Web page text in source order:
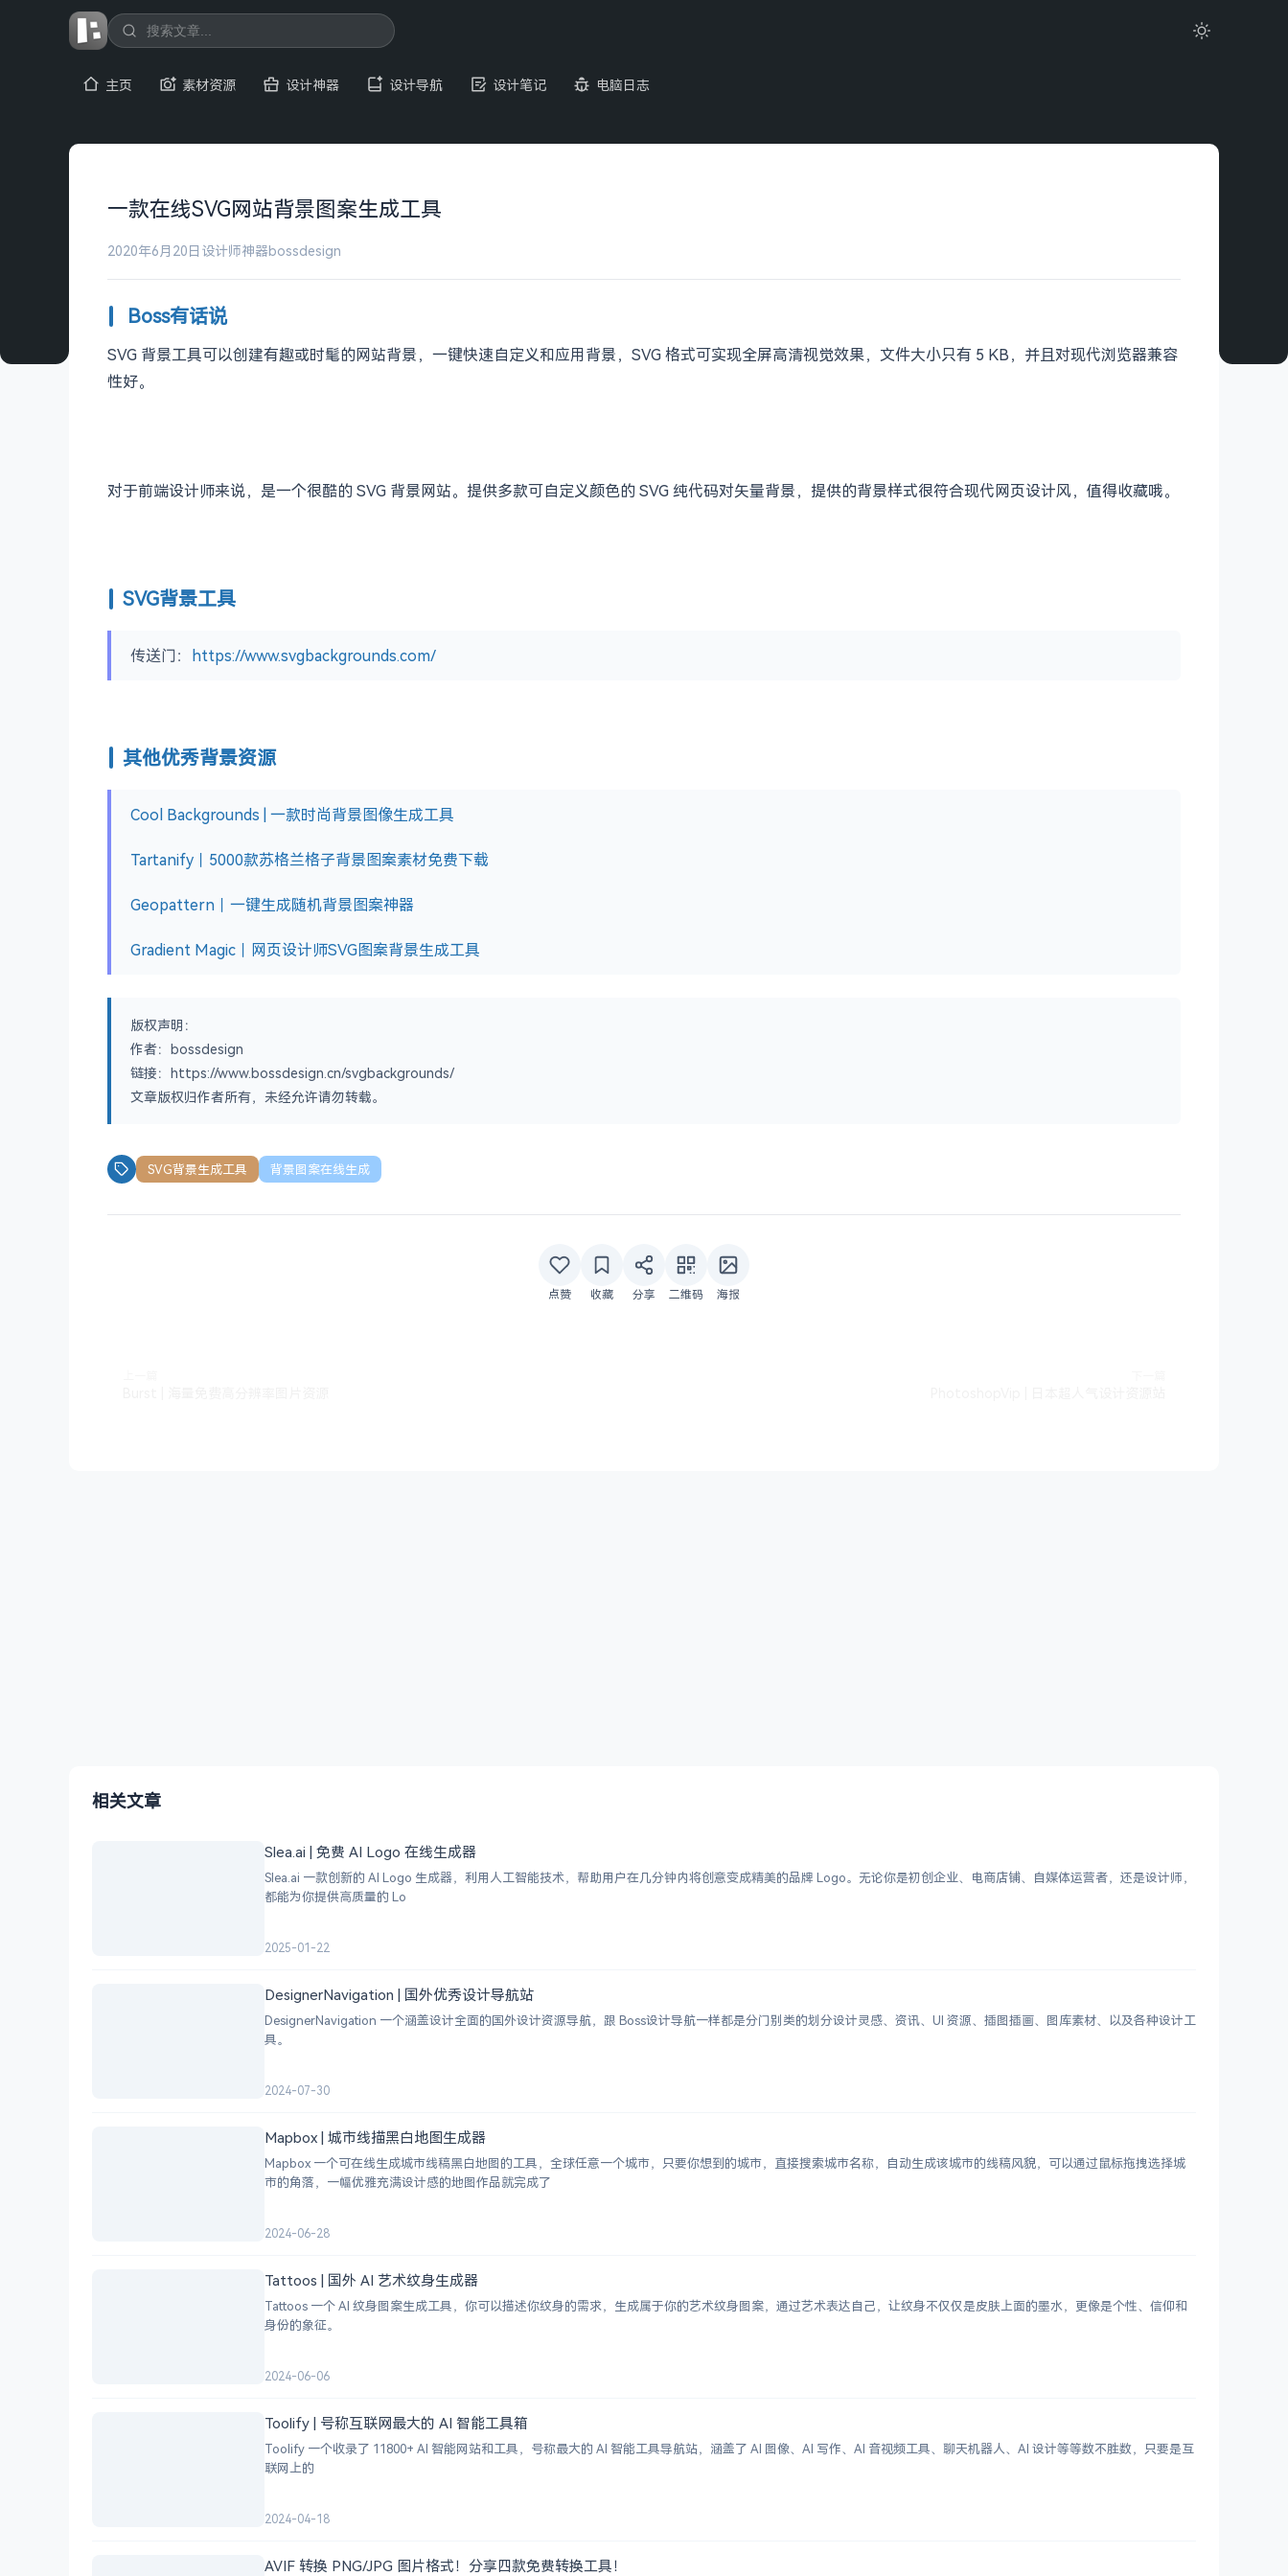
主页 素材资源 设计神器 设计导航 设计笔记 电脑日志
一款在线SVG网站背景图案生成工具
2020年6月20日 设计师神器bossdesign
Boss有话说
SVG 背景工具可以创建有趣或时髦的网站背景​，一键快速自定义和应用背景，SVG 格式可实现全屏高清视觉效果，文件大小只有 5 KB，并且对现代浏览器兼容
性好。
对于前端设计师来说，是一个很酷的 SVG 背景网站。提供多款可自定义颜色的 SVG 纯代码对矢量背景，提供的背景样式很符合现代网页设计风，值得收藏哦。
SVG背景工具
传送门： https://www.svgbackgrounds.com/
其他优秀背景资源
Cool Backgrounds | 一款时尚背景图像生成工具
Tartanify｜5000款苏格兰格子背景图案素材免费下载
Geopattern｜一键生成随机背景图案神器
Gradient Magic​｜网页设计师SVG图案背景生成工具
版权声明：
作者：bossdesign
链接：https://www.bossdesign.cn/svgbackgrounds/
文章版权归作者所有，未经允许请勿转载。
SVG背景生成工具 背景图案在线生成
点赞 收藏 分享 二维码 海报
相关文章
Slea.ai | 免费 AI Logo 在线生成器
Slea.ai 一款创新的 AI Logo 生成器，利用人工智能技术，帮助用户在几分钟内将创意变成精美的品牌 Logo。无论你是初创企业、电商店铺、自媒体运营者，还是设计师，
都能为你提供高质量的 Lo
2025-01-22
DesignerNavigation | 国外优秀设计导航站
DesignerNavigation 一个涵盖设计全面的国外设计资源导航，跟 Boss设计导航一样都是分门别类的划分设计灵感、资讯、UI 资源、插图插画、图库素材、以及各种设计工
具。
2024-07-30
Mapbox | 城市线描黑白地图生成器
Mapbox 一个可在线生成城市线稿黑白地图的工具，全球任意一个城市，只要你想到的城市，直接搜索城市名称，自动生成该城市的线稿风貌，可以通过鼠标拖拽选择城
市的角落，一幅优雅充满设计感的地图作品就完成了
2024-06-28
Tattoos | 国外 AI 艺术纹身生成器
Tattoos 一个 AI 纹身图案生成工具，你可以描述你纹身的需求，生成属于你的艺术纹身图案，通过艺术表达自己，让纹身不仅仅是皮肤上面的墨水，更像是个性、信仰和
身份的象征。
2024-06-06
Toolify | 号称互联网最大的 AI 智能工具箱
Toolify 一个收录了 11800+ AI 智能网站和工具，号称最大的 AI 智能工具导航站，涵盖了 AI 图像、AI 写作、AI 音视频工具、聊天机器人、AI 设计等等数不胜数，只要是互
联网上的
2024-04-18
AVIF 转换 PNG/JPG 图片格式！分享四款免费转换工具！